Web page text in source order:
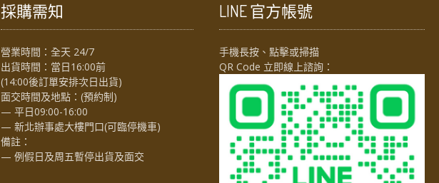
採購需知
營業時間：全天 24/7
出貨時間：當日16:00前
(14:00後訂單安排次日出貨)
面交時間及地點：(預約制)
— 平日09:00-16:00
— 新北辦事處大樓門口(可臨停機車)
備註：
— 例假日及周五暫停出貨及面交
LINE 官方帳號
手機長按、點擊或掃描
QR Code 立即線上諮詢：